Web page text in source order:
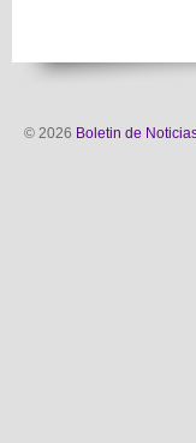
© 2026 Boletin de